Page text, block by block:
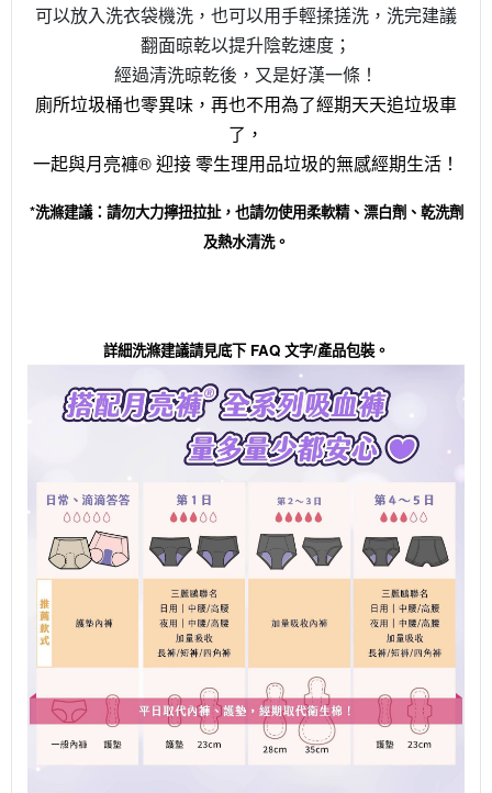
可以放入洗衣袋機洗，也可以用手輕揉搓洗，洗完建議
翻面晾乾以提升陰乾速度；
經過清洗晾乾後，又是好漢一條！
廁所垃圾桶也零異味，再也不用為了經期天天追垃圾車
了，
一起與月亮褲® 迎接 零生理用品垃圾的無感經期生活！
*洗滌建議：請勿大力擰扭拉扯，也請勿使用柔軟精、漂白劑、乾洗劑
及熱水清洗。
詳細洗滌建議請見底下 FAQ 文字/產品包裝。